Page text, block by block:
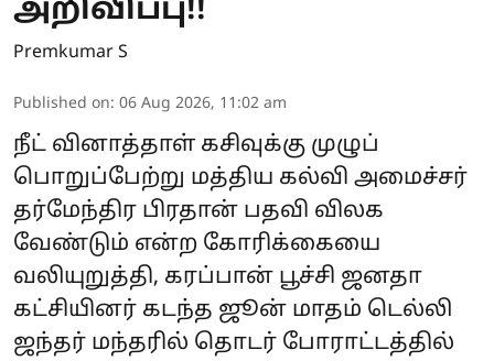
அறிவிப்பு!!
Premkumar S
Published on: 06 Aug 2026, 11:02 am
நீட் வினாத்தாள் கசிவுக்கு முழுப்
பொறுப்பேற்று மத்திய கல்வி அமைச்சர்
தர்மேந்திர பிரதான் பதவி விலக
வேண்டும் என்ற கோரிக்கையை
வலியுறுத்தி, கரப்பான் பூச்சி ஜனதா
கட்சியினர் கடந்த ஜூன் மாதம் டெல்லி
ஜந்தர் மந்தரில் தொடர் போராட்டத்தில்